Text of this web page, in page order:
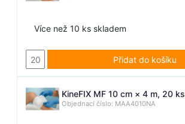
Více než 10 ks skladem
Přidat do košíku
KineFIX MF 10 cm × 4 m, 20 ks
Objednací číslo: MAA4010NA